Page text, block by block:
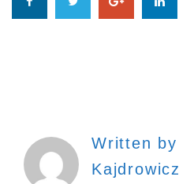
Written by
Kajdrowicz